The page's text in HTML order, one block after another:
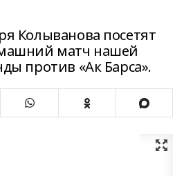
Колыванова посетят
матч нашей
против «Ак Барса».